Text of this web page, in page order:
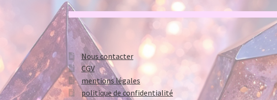
Nous contacter
CGV
mentions légales
politique de confidentialité